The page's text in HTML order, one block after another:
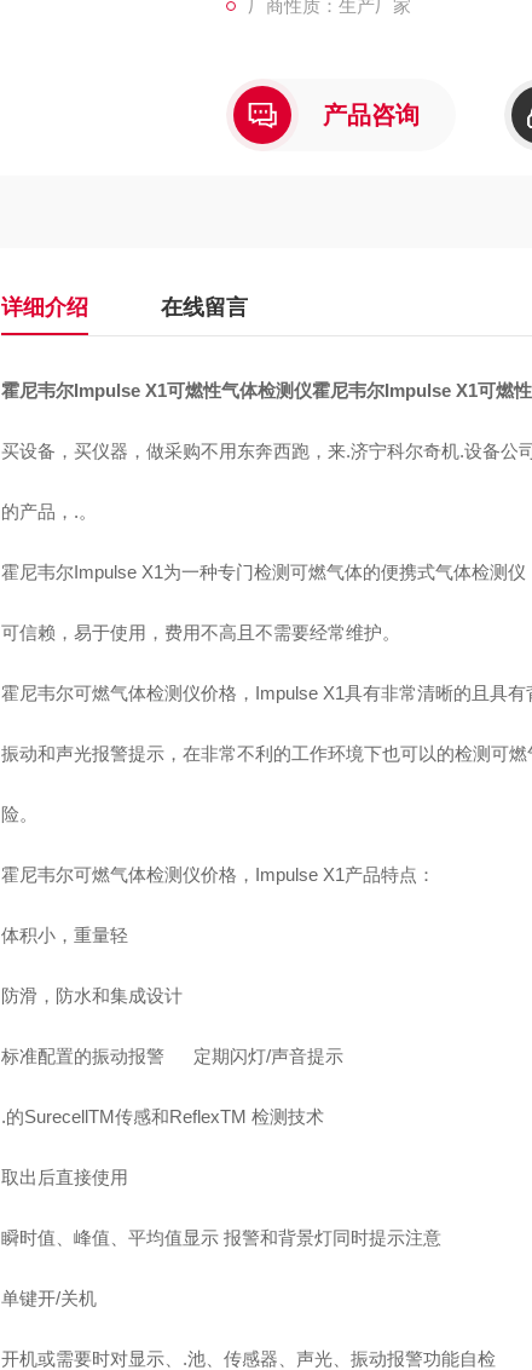
霍尼韦尔Impulse X1为一种专门检测
厂商性质：生产厂家
产品咨询
详细介绍 在线留言
霍尼韦尔Impulse X1可燃性气体检测仪霍尼韦尔Impulse X1可燃
买设备，买仪器，做采购不用东奔西跑，来.济宁科尔奇机.设备公
的产品，.。
霍尼韦尔Impulse X1为一种专门检测可燃气体的便携式气体检测仪
可信赖，易于使用，费用不高且不需要经常维护。
霍尼韦尔可燃气体检测仪价格，Impulse X1具有非常清晰的且具有
振动和声光报警提示，在非常不利的工作环境下也可以的检测可
险。
霍尼韦尔可燃气体检测仪价格，Impulse X1产品特点：
体积小，重量轻
防滑，防水和集成设计
标准配置的振动报警 定期闪灯/声音提示
.的SurecellTM传感和ReflexTM 检测技术
取出后直接使用
瞬时值、峰值、平均值显示 报警和背景灯同时提示注意
单键开/关机
开机或需要时对显示、.池、传感器、声光、振动报警功能自检